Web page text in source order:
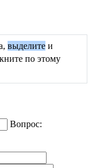
выделите и
по этому
Вопрос: